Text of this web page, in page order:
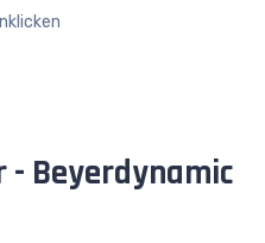
- Beyerdynamic